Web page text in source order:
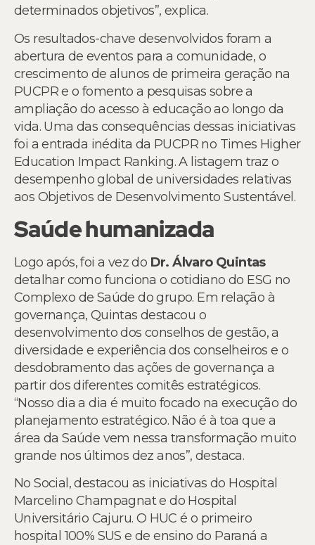
determinados objetivos”, explica.
Os resultados-chave desenvolvidos foram a
abertura de eventos para a comunidade, o
crescimento de alunos de primeira geração na
PUCPR e o fomento a pesquisas sobre a
ampliação do acesso à educação ao longo da
vida. Uma das consequências dessas iniciativas
foi a entrada inédita da PUCPR no Times Higher
Education Impact Ranking. A listagem traz o
desempenho global de universidades relativas
aos Objetivos de Desenvolvimento Sustentável.
Saúde humanizada
Logo após, foi a vez do Dr. Álvaro Quintas
detalhar como funciona o cotidiano do ESG no
Complexo de Saúde do grupo. Em relação à
governança, Quintas destacou o
desenvolvimento dos conselhos de gestão, a
diversidade e experiência dos conselheiros e o
desdobramento das ações de governança a
partir dos diferentes comitês estratégicos.
“Nosso dia a dia é muito focado na execução do
planejamento estratégico. Não é à toa que a
área da Saúde vem nessa transformação muito
grande nos últimos dez anos”, destaca.
No Social, destacou as iniciativas do Hospital
Marcelino Champagnat e do Hospital
Universitário Cajuru. O HUC é o primeiro
hospital 100% SUS e de ensino do Paraná a